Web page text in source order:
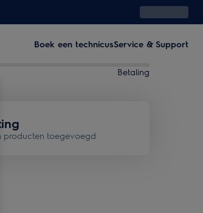
Boek een technicusService & Support
Betaling
producten toegevoegd